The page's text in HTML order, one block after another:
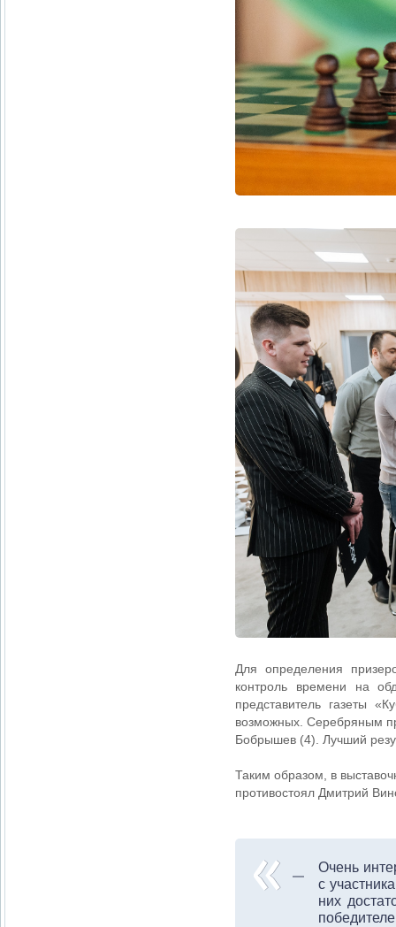
Для определения
контроль времени на
представитель газеты
возможных. Серебряным
Бобрышев (4). Лучший
Таким образом, в
противостоял Дмитрий
Очень
с
них